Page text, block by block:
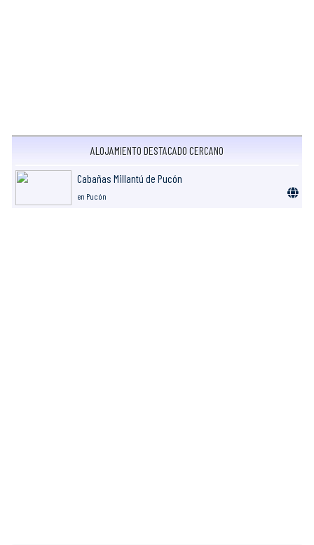
ALOJAMIENTO DESTACADO CERCANO
Cabañas Millantú de Pucón
en Pucón